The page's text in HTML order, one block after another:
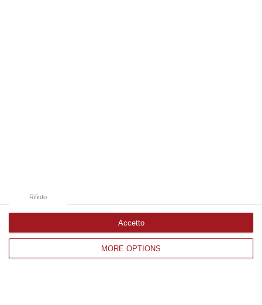
MORE OPTIONS
Rifiuto
Accetto
Corriere delle Calabria è una testata giornalistica di News&Com S.r.l
-2026. Tutti i diritti riservati.